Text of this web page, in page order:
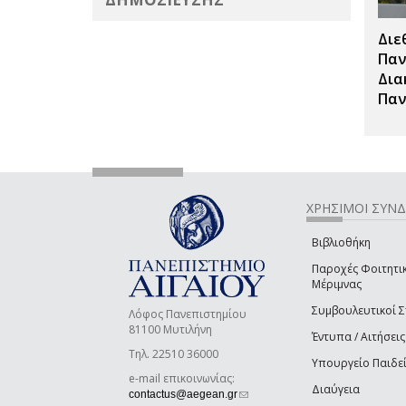
Λόφος Πανεπιστημίου
81100 Μυτιλήνη
Τηλ. 22510 36000
e-mail επικοινωνίας:
contactus@aegean.gr(link sends e-mail)
ΧΡΗΣΙΜΟΙ
Βιβλιοθήκη
Παροχές
Μέριμνας
Συμβουλευτικοί
Έντυπα / Αιτήσεις
Υπουργείο
Διαύγεια